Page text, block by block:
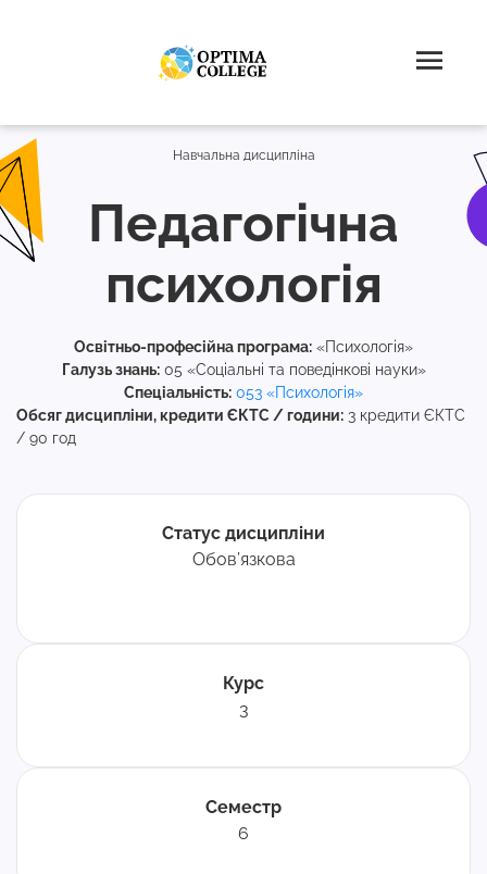
Навчальна дисципліна
Педагогічна
психологія
Освітньо-професійна програма: «Психологія»
Галузь знань:05 «Соціальні та поведінкові науки»
Спеціальність: 053 «Психологія»
Обсяг дисципліни, кредити ЄКТС / години: 3 кредити ЄКТС
/ 90 год
Статус дисципліни
Обов’язкова
Курс
3
Семестр
6